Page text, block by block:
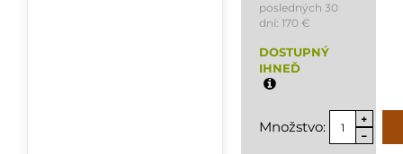
posledných 30
dní: 170 €
DOSTUPNÝ
IHNEĎ
Množstvo: